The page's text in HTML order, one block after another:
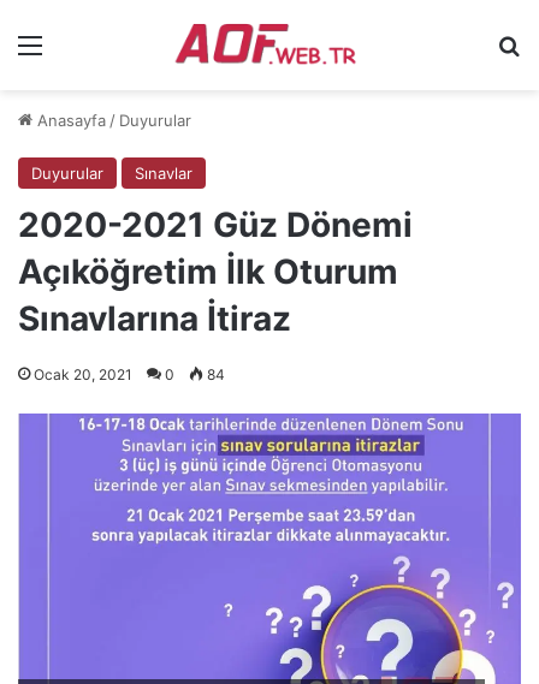
Menü
Anasayfa / Duyurular
Duyurular Sınavlar
2020-2021 Güz Dönemi
Açıköğretim İlk Oturum
Sınavlarına İtiraz
Ocak 20, 2021 0 84